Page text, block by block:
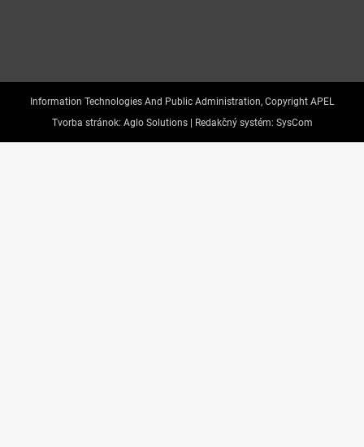
Information Technologies And Public Administration, Copyright APEL
Tvorba stránok: Aglo Solutions | Redakčný systém: SysCom